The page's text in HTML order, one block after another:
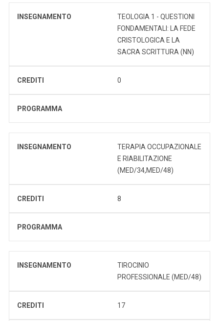
INSEGNAMENTO
TEOLOGIA 1 - QUESTIONI
FONDAMENTALI: LA FEDE
CRISTOLOGICA E LA
SACRA SCRITTURA (NN)
CREDITI 0
PROGRAMMA
INSEGNAMENTO
TERAPIA OCCUPAZIONALE
E RIABILITAZIONE
(MED/34,MED/48)
CREDITI 8
PROGRAMMA
INSEGNAMENTO
TIROCINIO
PROFESSIONALE (MED/48)
CREDITI 17